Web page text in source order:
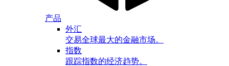
产品
外汇
交易全球最大的金融市场。
指数
跟踪指数的经济趋势。